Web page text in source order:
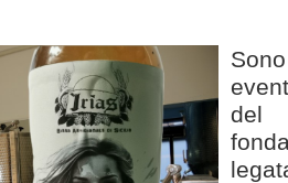
del